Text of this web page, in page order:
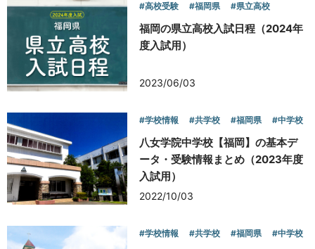
#高校受験 #福岡県 #県立高校
福岡の県立高校入試日程（2024年
度入試用）
2023/06/03
#学校情報 #共学校 #福岡県 #中学校
八女学院中学校【福岡】の基本デ
ータ・受験情報まとめ（2023年度
入試用）
2022/10/03
#学校情報 #共学校 #福岡県 #中学校